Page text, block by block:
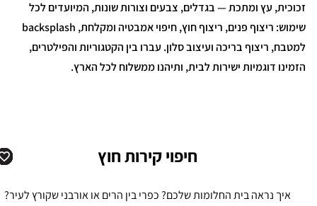
זכוכית, עץ ומתכת — בגדלים, צבעים וצורות שונות, המיועדים לכל
שימוש: ריצוף פנים, ריצוף חוץ, חיפוי אמבטיה ומקלחת, backsplash
למטבח, ריצוף בריכה ועיצוב סלון. עברו בין הקטגוריות והפילטרים,
הזמינו דוגמיות ישירות לבית, ותיהנו ממשלוח לכל הארץ.
חיפוי קירות חוץ
איך נראה בית החלומות שלכם? כפרי בין הרים או אורבני שקורץ לעיר?